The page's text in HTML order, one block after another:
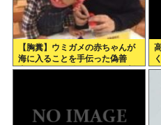
【胸糞】ウミガメの赤ちゃんが
海に入ることを手伝った偽善
者、最悪の行動だったことが判